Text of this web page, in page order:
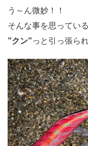
う～ん微妙！！
そんな事を思ってい
”クン”っと引っ張ら